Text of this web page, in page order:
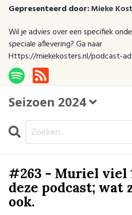
Gepresenteerd door:Mieke
Wil je advies over een specifiek
speciale aflevering? Ga naar
Https://miekekosters.nl/podcast-
Seizoen 2024
Search
#263 - Muriel viel
deze podcast; wat
ook.